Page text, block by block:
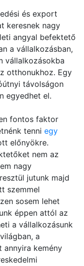
és export
keresnek nagy
angyal befektető
a vállalkozásban,
vállalkozásokba
otthonukhoz. Egy
távolságon
egyedhet el.
fontos faktor
tenni egy
előnyökre.
nem az
nagy
jutunk majd
szemmel
sosem lehet
éppen attól az
a vállalkozásunk
a
annyira kemény